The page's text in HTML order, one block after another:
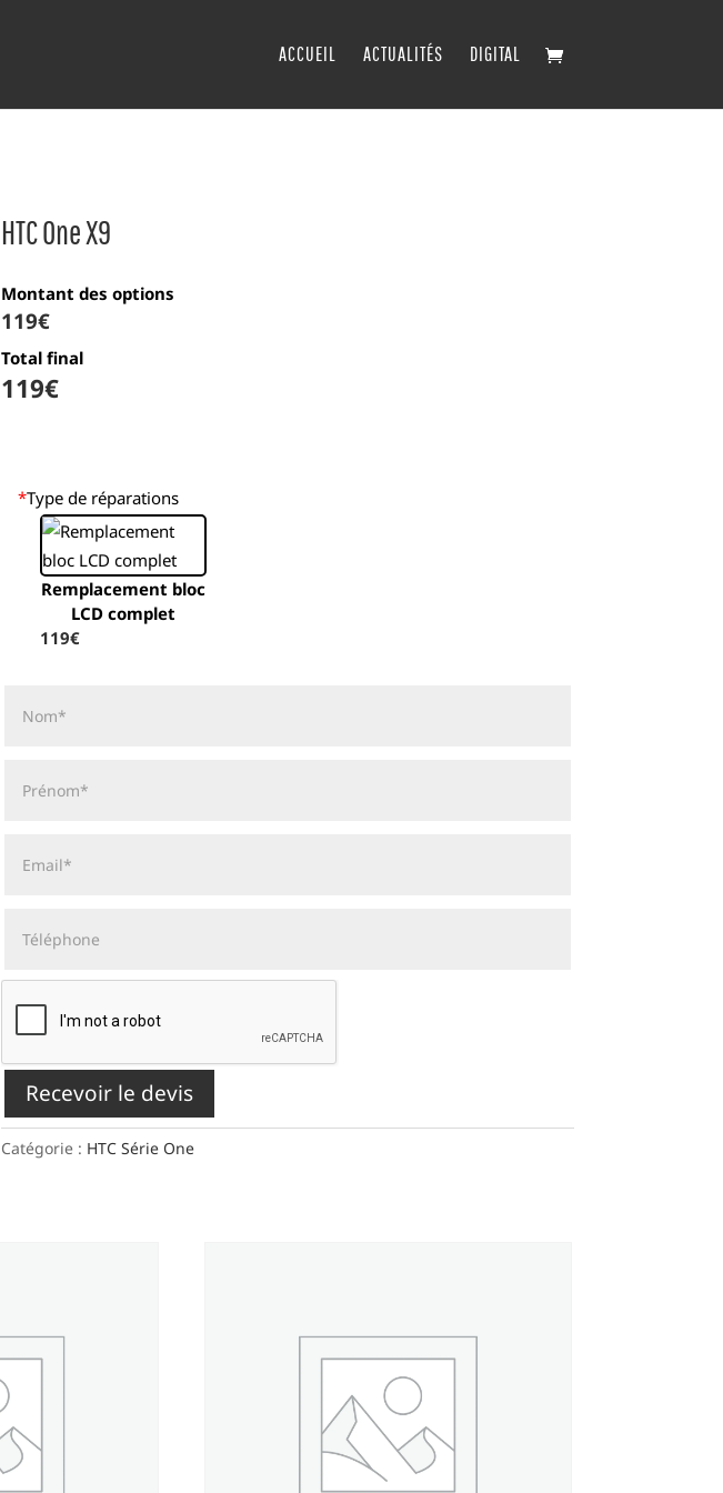
ACCUEIL ACTUALITÉS DIGITAL
HTC One X9
Montant des options
119€
Total final
119€
*Type de réparations
Remplacement bloc
LCD complet
119€
Recevoir le devis
Catégorie : HTC Série One